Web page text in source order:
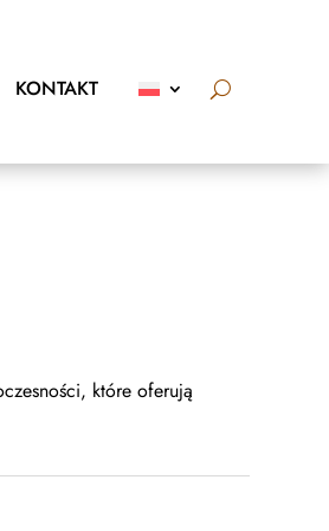
KONTAKT
które oferują